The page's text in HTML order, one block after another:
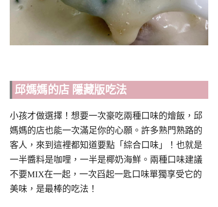
邱媽媽的店 隱藏版吃法
小孩才做選擇！想要一次豪吃兩種口味的燴飯，邱
媽媽的店也能一次滿足你的心願。許多熟門熟路的
客人，來到這裡都知道要點「綜合口味」！也就是
一半醬料是咖哩，一半是椰奶海鮮。兩種口味建議
不要MIX在一起，一次舀起一匙口味單獨享受它的
美味，是最棒的吃法！